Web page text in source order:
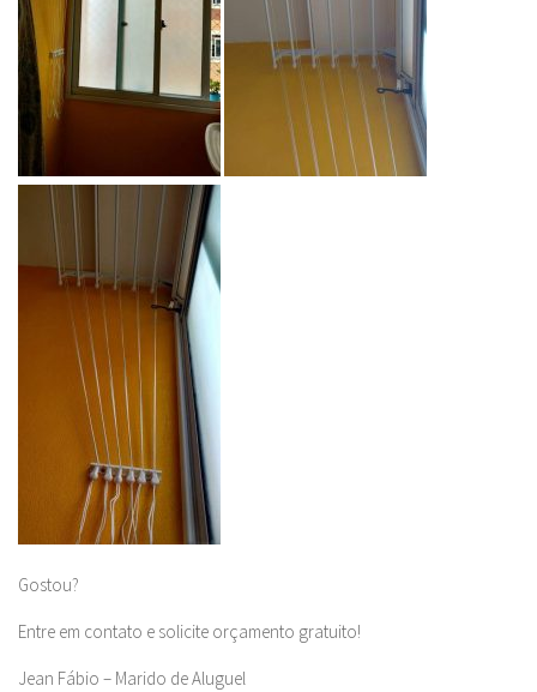
Gostou?
Entre em contato e solicite orçamento gratuito!
Jean Fábio – Marido de Aluguel